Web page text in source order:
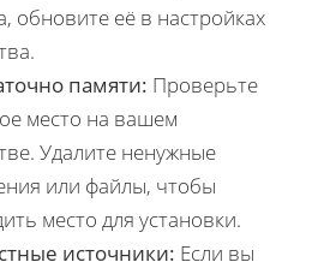
обновите её в настройках
памяти: Проверьте
место на вашем
Удалите ненужные
или файлы, чтобы
место для установки.
источники: Если вы